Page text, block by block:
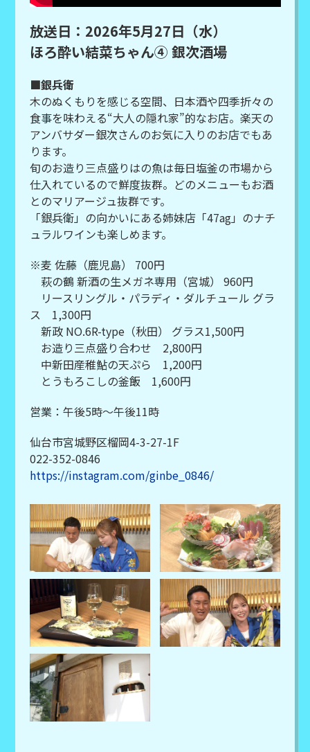
放送日：2026年5月27日（水）
ほろ酔い結菜ちゃん④ 銀次酒場
■銀兵衛
木のぬくもりを感じる空間、日本酒や四季折々の
食事を味わえる“大人の隠れ家”的なお店。楽天の
アンバサダー銀次さんのお気に入りのお店でもあ
ります。
旬のお造り三点盛りはの魚は毎日塩釜の市場から
仕入れているので鮮度抜群。どのメニューもお酒
とのマリアージュ抜群です。
「銀兵衛」の向かいにある姉妹店「47ag」のナチ
ュラルワインも楽しめます。
※麦 佐藤（鹿児島） 700円
萩の鶴 新酒の生メガネ専用（宮城） 960円
リースリングル・パラディ・ダルチュール グラ
ス 1,300円
新政 NO.6R-type（秋田） グラス1,500円
お造り三点盛り合わせ 2,800円
中新田産稚鮎の天ぷら 1,200円
とうもろこしの釜飯 1,600円
営業：午後5時～午後11時
仙台市宮城野区榴岡4-3-27-1F
022-352-0846
https://instagram.com/ginbe_0846/